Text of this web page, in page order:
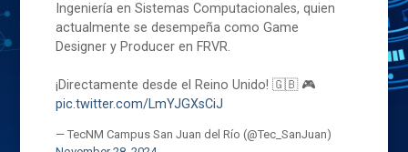
Ingeniería en Sistemas Computacionales, quien
actualmente se desempeña como Game
Designer y Producer en FRVR.
¡Directamente desde el Reino Unido! 🇬🇧 🎮
pic.twitter.com/LmYJGXsCiJ
— TecNM Campus San Juan del Río (@Tec_SanJuan)